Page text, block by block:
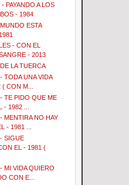
PAYANDO A LOS
- 1984
ESTA
- CON EL
- 2013
LA TUERCA
TODA UNA VIDA
CON M...
TE PIDO QUE ME
- 1982 ...
MENTIRA NO HAY
- 1981 ...
SIGUE
EL - 1981 (
MI VIDA QUIERO
CON E...